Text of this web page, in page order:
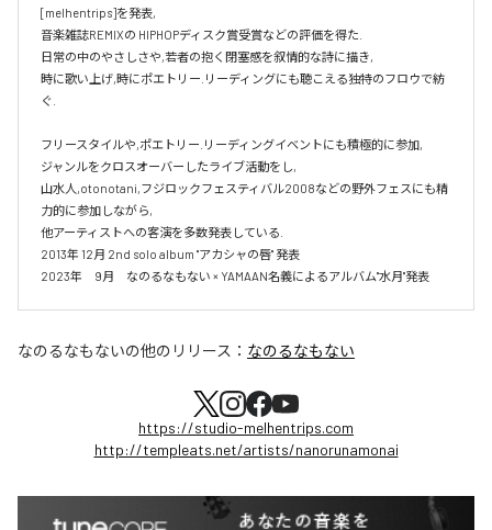
[melhentrips]を発表,
音楽雑誌REMIXの HIPHOPディスク賞受賞などの評価を得た.
日常の中のやさしさや,若者の抱く閉塞感を叙情的な詩に描き,
時に歌い上げ,時にポエトリー.リーディングにも聴こえる独特のフロウで紡
ぐ.
フリースタイルや,ポエトリー.リーディングイベントにも積極的に参加,
ジャンルをクロスオーバーしたライブ活動をし,
山水人,otonotani,フジロックフェスティバル2008などの野外フェスにも精
力的に参加しながら,
他アーティストへの客演を多数発表している.
2013年 12月 2nd solo album "アカシャの唇" 発表
2023年　9月　なのるなもない × YAMAAN名義によるアルバム"水月"発表
なのるなもないの他のリリース： なのるなもない
https://studio-melhentrips.com
http://templeats.net/artists/nanorunamonai